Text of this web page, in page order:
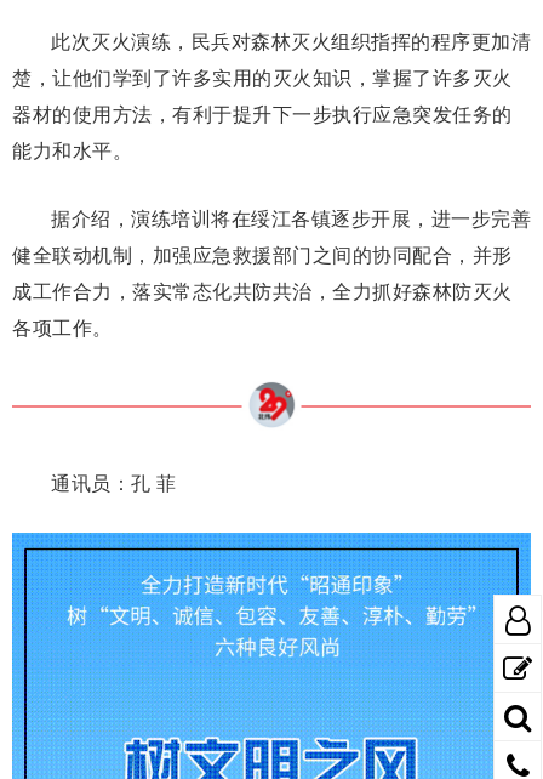
此次灭火演练，民兵对森林灭火组织指挥的程序更加清
楚，让他们学到了许多实用的灭火知识，掌握了许多灭火
器材的使用方法，有利于提升下一步执行应急突发任务的
能力和水平。
据介绍，演练培训将在绥江各镇逐步开展，进一步完善
健全联动机制，加强应急救援部门之间的协同配合，并形
成工作合力，落实常态化共防共治，全力抓好森林防灭火
各项工作。
通讯员：孔 菲